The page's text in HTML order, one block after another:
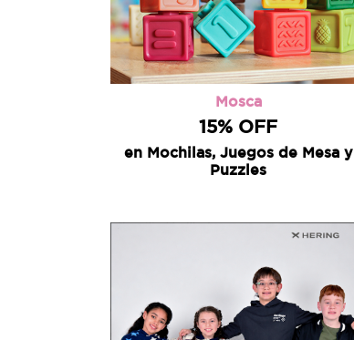
Mosca
15% OFF
en Mochilas, Juegos de Mesa y
Puzzles